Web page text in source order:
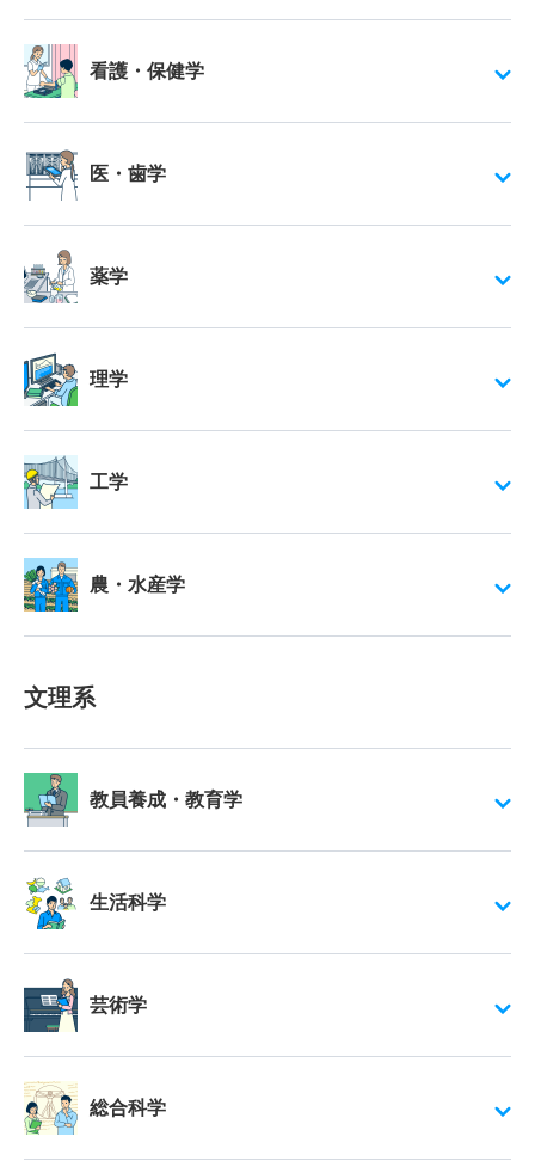
看護・保健学
医・歯学
薬学
理学
工学
農・水産学
文理系
教員養成・教育学
生活科学
芸術学
総合科学